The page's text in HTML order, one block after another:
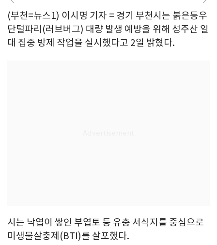
(부천=뉴스1) 이시명 기자 = 경기 부천시는 붉은등우
단털파리(러브버그) 대량 발생 예방을 위해 성주산 일
대 집중 방제 작업을 실시했다고 2일 밝혔다.
시는 낙엽이 쌓인 부엽토 등 유충 서식지를 중심으로
미생물살충제(BTI)를 살포했다.